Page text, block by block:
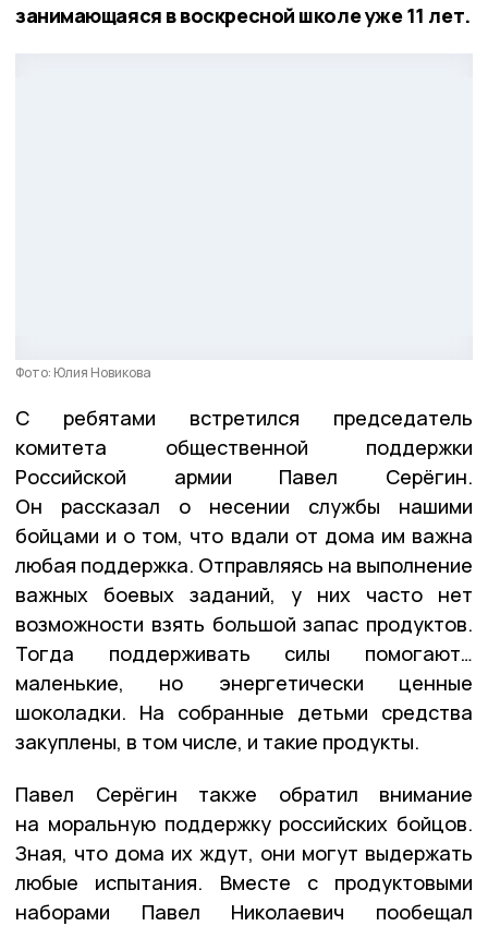
занимающаяся в воскресной школе уже 11 лет.
Фото: Юлия Новикова
С ребятами встретился председатель
комитета общественной поддержки
Российской армии Павел Серёгин.
Он рассказал о несении службы нашими
бойцами и о том, что вдали от дома им важна
любая поддержка. Отправляясь на выполнение
важных боевых заданий, у них часто нет
возможности взять большой запас продуктов.
Тогда поддерживать силы помогают…
маленькие, но энергетически ценные
шоколадки. На собранные детьми средства
закуплены, в том числе, и такие продукты.
Павел Серёгин также обратил внимание
на моральную поддержку российских бойцов.
Зная, что дома их ждут, они могут выдержать
любые испытания. Вместе с продуктовыми
наборами Павел Николаевич пообещал